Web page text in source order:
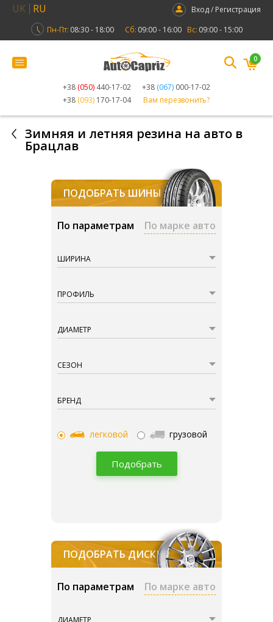
UK RU
Вход / Регистрация
Пн-Пт: 08:30 - 18:00 Сб: 09:00 - 16:00 Вс: 09:00 - 15:00
+38 (050) 440-17-02 +38 (067) 000-17-02
+38 (093) 170-17-04 Вам перезвонить?
0
Зимняя и летняя резина на авто в
Брацлав
ПОДОБРАТЬ ШИНЫ
По параметрам По марке авто
ШИРИНА
ПРОФИЛЬ
ДИАМЕТР
СЕЗОН
БРЕНД
легковой грузовой
Подобрать
ПОДОБРАТЬ ДИСКИ
По параметрам По марке авто
ДИАМЕТР